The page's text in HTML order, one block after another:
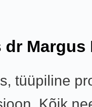
dr Margus
tüüpiline